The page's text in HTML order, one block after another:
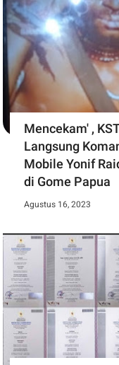
Mencekam' ,
Langsung
Mobile Yonif
di Gome Papua
Agustus 16, 2023